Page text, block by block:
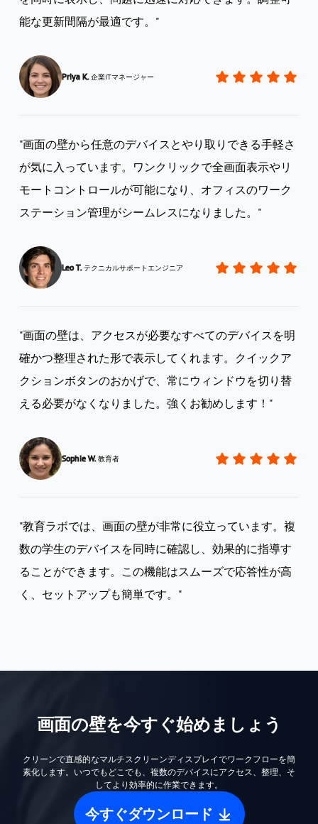
運用ワークフロー ゼロフリクション：単一の統合イ
情報認識
異常検知
プロアクティブ：エラーポップア
リソース最適化
ハイパフォーマンスアーキテクチ
能な更新間隔が最適です。"
Priya K. 企業ITマネージャー
"画面の壁から任意のデバイスとやり取りできる手軽さ
が気に入っています。ワンクリックで全画面表示やリ
モートコントロールが可能になり、オフィスのワーク
ステーション管理がシームレスになりました。"
Leo T. テクニカルサポートエンジニア
"画面の壁は、アクセスが必要なすべてのデバイスを明
確かつ整理された形で表示してくれます。クイックア
クションボタンのおかげで、常にウィンドウを切り替
える必要がなくなりました。強くお勧めします！"
Sophie W. 教育者
"教育ラボでは、画面の壁が非常に役立っています。複
数の学生のデバイスを同時に確認し、効果的に指導す
ることができます。この機能はスムーズで応答性が高
く、セットアップも簡単です。"
画面の壁を今すぐ始めましょう
クリーンで直感的なマルチスクリーンディスプレイでワークフローを簡
素化します。いつでもどこでも、複数のデバイスにアクセス、整理、そ
してより効率的に作業できます。
今すぐダウンロード